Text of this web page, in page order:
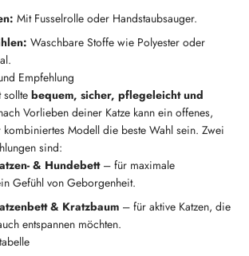
Mit Fusselrolle oder Handstaubsauger.
Waschbare Stoffe wie Polyester oder
Empfehlung
sollte bequem, sicher, pflegeleicht und
Vorlieben deiner Katze kann ein offenes,
kombiniertes Modell die beste Wahl sein. Zwei
sind:
& Hundebett– für maximale
Gefühl von Geborgenheit.
& Kratzbaum – für aktive Katzen, die
entspannen möchten.